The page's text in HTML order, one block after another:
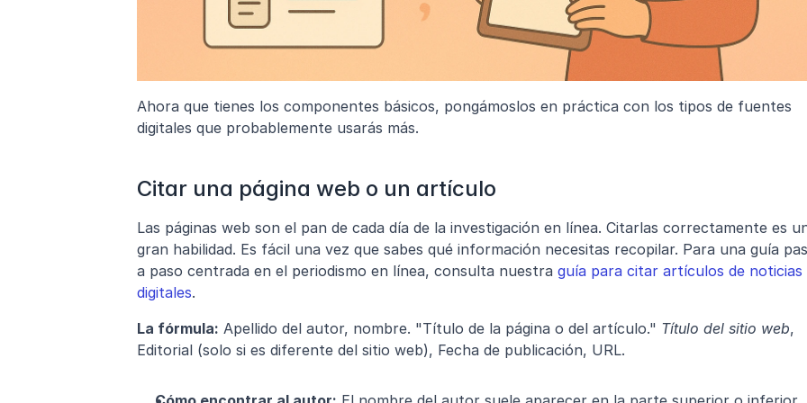
Ahora que tienes los componentes básicos, pongámoslos en práctica con los tipos de fuentes
digitales que probablemente usarás más.
Citar una página web o un artículo
Las páginas web son el pan de cada día de la investigación en línea. Citarlas correctamente es
gran habilidad. Es fácil una vez que sabes qué información necesitas recopilar. Para una guía
a paso centrada en el periodismo en línea, consulta nuestra guía para citar artículos de noticias
digitales.
La fórmula: Apellido del autor, nombre. "Título de la página o del artículo." Título del sitio web,
Editorial (solo si es diferente del sitio web), Fecha de publicación, URL.